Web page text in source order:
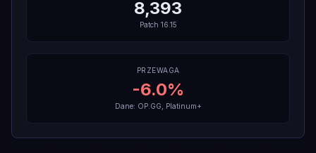
8,393
Patch 16.15
PRZEWAGA
-6.0%
Dane: OP.GG, Platinum+